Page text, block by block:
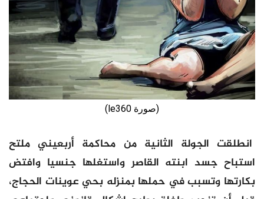
(صورة le360)
انطلقت الجولة الثانية من محاكمة أربعيني ملتح
استباح جسد ابنته القاصر واستغلها جنسيا وافتض
بكارتها وتسبب في حملها بمنزله بحي عوينات الحجاج،